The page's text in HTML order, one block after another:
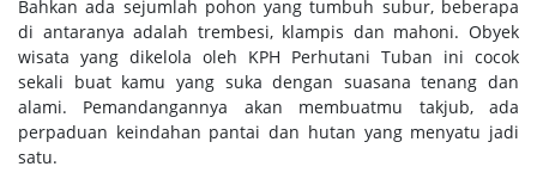
Bahkan ada sejumlah pohon yang tumbuh subur, beberapa
di antaranya adalah trembesi, klampis dan mahoni. Obyek
wisata yang dikelola oleh KPH Perhutani Tuban ini cocok
sekali buat kamu yang suka dengan suasana tenang dan
alami. Pemandangannya akan membuatmu takjub, ada
perpaduan keindahan pantai dan hutan yang menyatu jadi
satu.